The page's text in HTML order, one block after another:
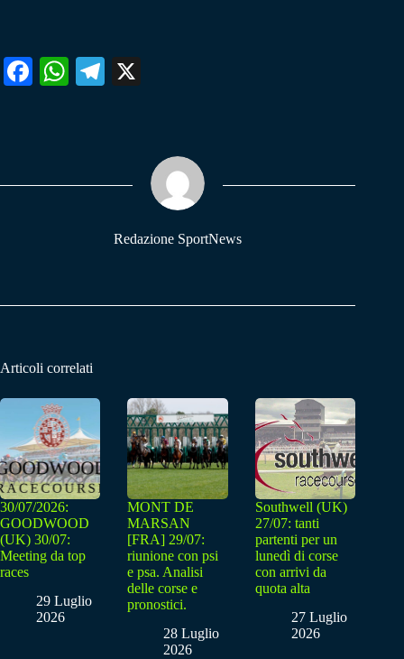
Fa W
pp
Te
m
Redazione SportNews
Articoli correlati
30/07/2026:
GOODWOOD
(UK) 30/07:
Meeting da top
races
29 Luglio
2026
MONT DE
MARSAN
[FRA] 29/07:
riunione con psi
e psa. Analisi
delle corse e
pronostici.
28 Luglio
2026
Southwell (UK)
27/07: tanti
partenti per un
lunedì di corse
con arrivi da
quota alta
27 Luglio
2026